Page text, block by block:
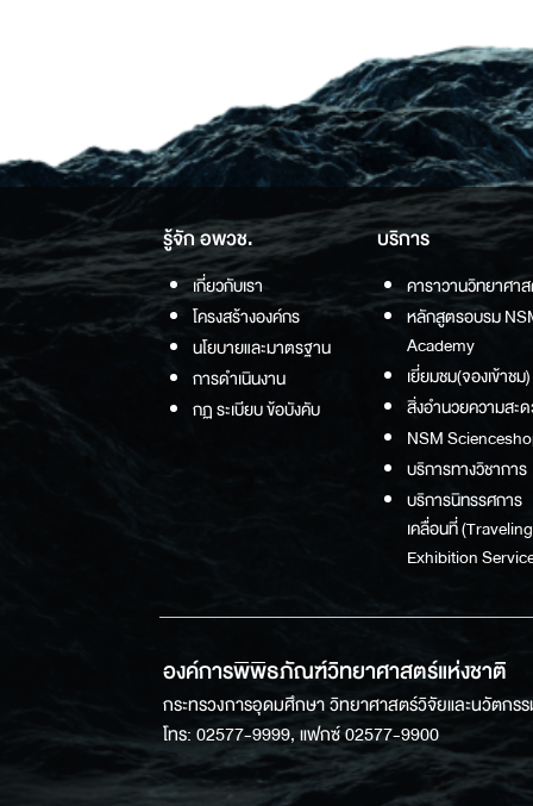
รู้จัก อพวช.
เกี่ยวกับเรา
โครงสร้างองค์กร
นโยบายและมาตรฐาน
การดำเนินงาน
กฏ ระเบียบ ข้อบังคับ
บริการ
คาราวานวิทยาศา
หลักสูตรอบรม
Academy
เยี่ยมชม(จองเข้าชม)
สิ่งอำนวยความสะ
NSM
บริการทางวิชาการ
บริการนิทรรศการ
เคลื่อนที่ (Traveling
Exhibition
องค์การพิพิธภัณฑ์วิทยาศาสตร์แห่งชาติ
กระทรวงการอุดมศึกษา วิทยาศาสตร์วิจัยและนวัตก
โทร: 02577-9999, แฟกซ์ 02577-9900